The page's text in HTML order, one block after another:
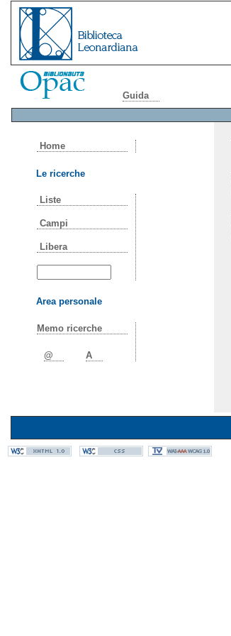
Guida
Home
Le ricerche
Liste
Campi
Libera
Area personale
Memo ricerche
@ A